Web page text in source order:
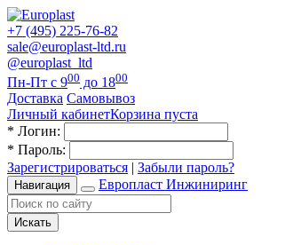
+7 (495) 225-76-82
sale@europlast-ltd.ru
@europlast_ltd
Пн-Пт с 900 до 1800
Доставка Самовывоз
Личный кабинетКорзина пуста
* Логин:
* Пароль:
Зарегистрироваться | Забыли пароль?
Навигация Европласт Инжиниринг
Искать